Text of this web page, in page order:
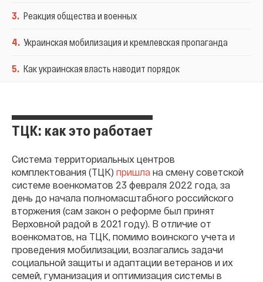
3. Реакция общества и военных
4. Украинская мобилизация и кремлевская пропаганда
5. Как украинская власть наводит порядок
ТЦК: как это работает
Система территориальных центров
комплектования (ТЦК) пришла на смену советской
системе военкоматов 23 февраля 2022 года, за
день до начала полномасштабного российского
вторжения (сам закон о реформе был принят
Верховной радой в 2021 году). В отличие от
военкоматов, на ТЦК, помимо воинского учета и
проведения мобилизации, возлагались задачи
социальной защиты и адаптации ветеранов и их
семей, гуманизация и оптимизация системы в